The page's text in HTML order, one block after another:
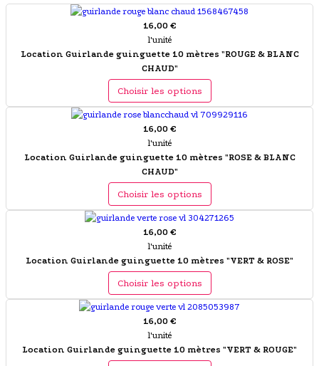
16,00 €
l'unité
Location Guirlande guinguette 10 mètres "ROUGE & BLANC
CHAUD"
Choisir les options
16,00 €
l'unité
Location Guirlande guinguette 10 mètres "ROSE & BLANC
CHAUD"
Choisir les options
16,00 €
l'unité
Location Guirlande guinguette 10 mètres "VERT & ROSE"
Choisir les options
16,00 €
l'unité
Location Guirlande guinguette 10 mètres "VERT & ROUGE"